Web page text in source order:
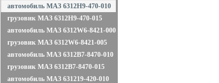
автомобиль МАЗ 6312H9-470-010
грузовик МАЗ 6312H9-470-015
автомобиль МАЗ 6312W6-8421-000
грузовик МАЗ 6312W6-8421-005
автомобиль МАЗ 6312В7-8470-010
грузовик МАЗ 6312В7-8470-015
автомобиль МАЗ 631219-420-010